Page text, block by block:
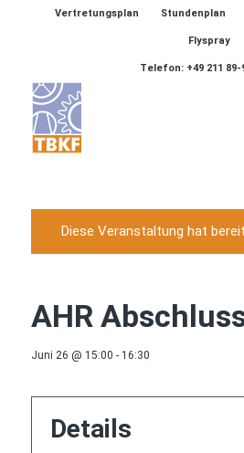
Vertretungsplan Stundenplan
Flyspray
Telefon: +49 211 89-
Diese Veranstaltung hat
AHR
Juni 26 @ 15:00 - 16:30
Details